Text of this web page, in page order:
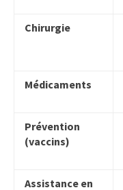
Chirurgie
Médicaments
Prévention
(vaccins)
Assistance en